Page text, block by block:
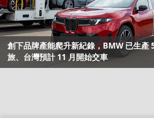
創下品牌產能爬升新紀錄，BMW 已生產
旅、台灣預計 11 月開始交車